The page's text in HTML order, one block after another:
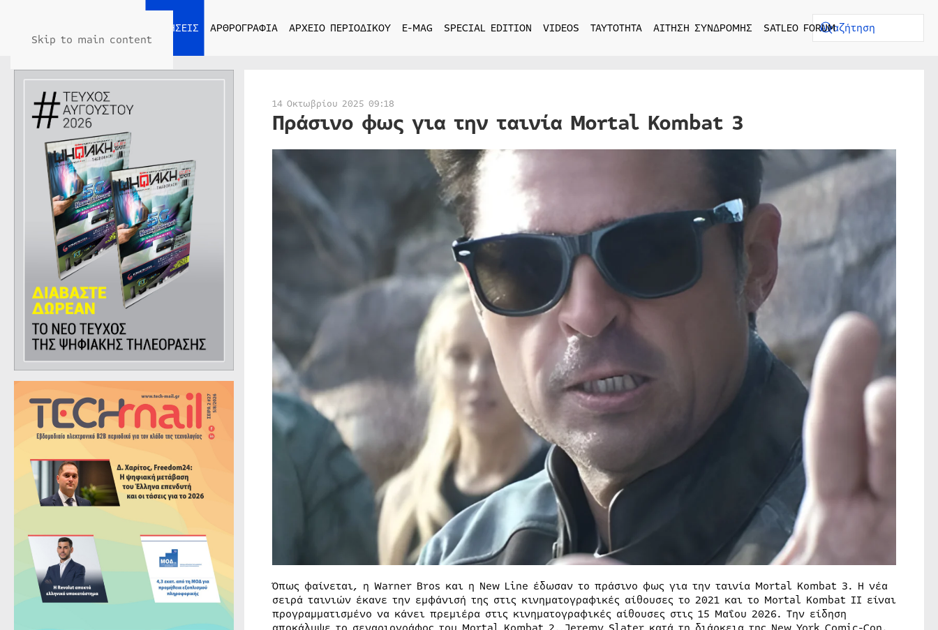
Skip to main content
ΕΙΔΗΣΕΙΣ ΑΡΘΡΟΓΡΑΦΙΑ ΑΡΧΕΙΟ ΠΕΡΙΟΔΙΚΟΥ E-MAG SPECIAL EDITION VIDEOS ΤΑΥΤΟΤΗΤΑ ΑΙΤΗΣΗ ΣΥΝΔΡΟΜΗΣ SATLEO FORUM
14 Οκτωβρίου 2025 09:18
Πράσινο φως για την ταινία Mortal Kombat 3
Όπως φαίνεται, η Warner Bros και η New Line έδωσαν το πράσινο φως για την ταινία Mortal Kombat 3. Η νέα
σειρά ταινιών έκανε την εμφάνισή της στις κινηματογραφικές αίθουσες το 2021 και το Mortal Kombat II είναι
προγραμματισμένο να κάνει πρεμιέρα στις κινηματογραφικές αίθουσες στις 15 Μαΐου 2026. Την είδηση